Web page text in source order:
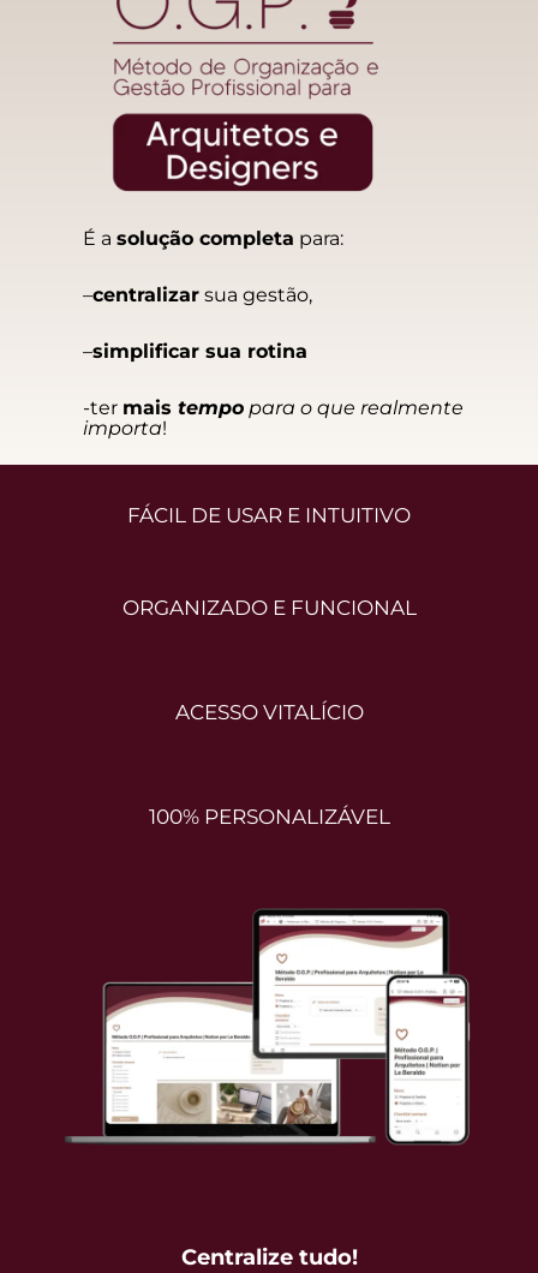
É a solução completa para:
–centralizar sua gestão,
–simplificar sua rotina
-ter mais tempo para o que realmente
importa!
FÁCIL DE USAR E INTUITIVO
ORGANIZADO E FUNCIONAL
ACESSO VITALÍCIO
100% PERSONALIZÁVEL
Centralize tudo!